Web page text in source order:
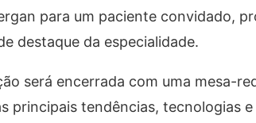
para um paciente convidado,
destaque da especialidade.
será encerrada com uma mesa-
principais tendências, tecnologias